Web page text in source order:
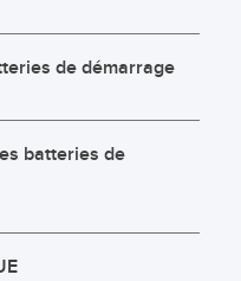
de démarrage
batteries de